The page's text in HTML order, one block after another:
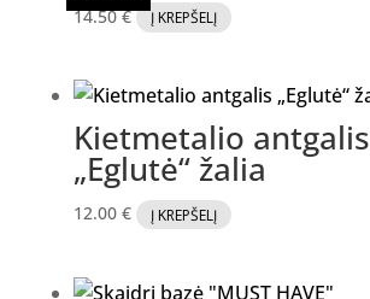
14.50€ Į KREPŠELĮ
Kietmetalio antgalis
„Eglutė“ žalia
12.00 € Į KREPŠELĮ